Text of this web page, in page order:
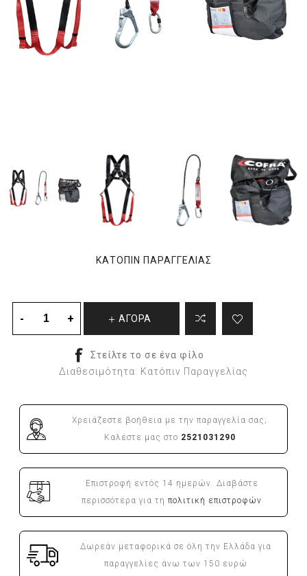
ΚΑΤΌΠΙΝ ΠΑΡΑΓΓΕΛΊΑΣ
ΑΓΟΡΑ
Διαθεσιμότητα: Κατόπιν Παραγγελίας
Χρειάζεστε βοήθεια με την παραγγελία σας;
Καλέστε μας στο 2521031290
Επιστροφή εντός 14 ημερών. Διαβάστε
περισσότερα για τηπολιτική επιστροφών
Δωρεάν μεταφορικά σε όλη την Ελλάδα για
παραγγελίες άνω των 150 ευρώ